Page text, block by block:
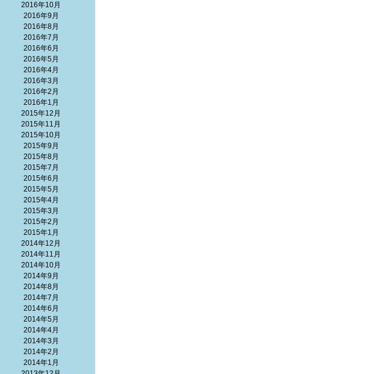
2016年10月
2016年9月
2016年8月
2016年7月
2016年6月
2016年5月
2016年4月
2016年3月
2016年2月
2016年1月
2015年12月
2015年11月
2015年10月
2015年9月
2015年8月
2015年7月
2015年6月
2015年5月
2015年4月
2015年3月
2015年2月
2015年1月
2014年12月
2014年11月
2014年10月
2014年9月
2014年8月
2014年7月
2014年6月
2014年5月
2014年4月
2014年3月
2014年2月
2014年1月